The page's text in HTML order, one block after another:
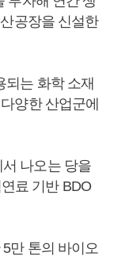
공장을 신설한
되는 화학 소재
양한 산업군에
나오는 당을
료 기반 BDO
만 톤의 바이오